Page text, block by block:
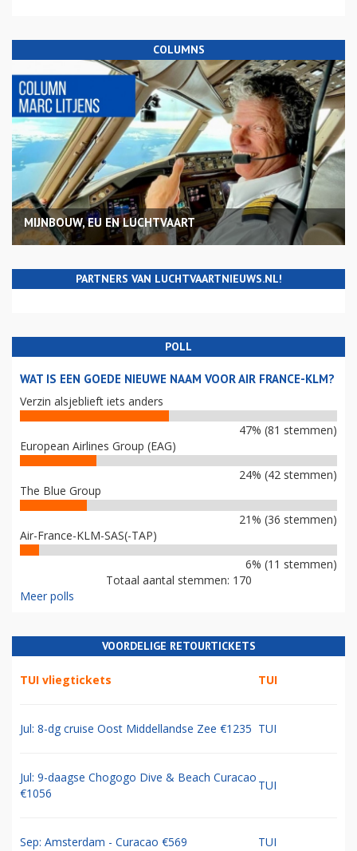
COLUMNS
MIJNBOUW, EU EN LUCHTVAART
PARTNERS VAN LUCHTVAARTNIEUWS.NL!
POLL
WAT IS EEN GOEDE NIEUWE NAAM VOOR AIR FRANCE-KLM?
Verzin alsjeblieft iets anders
47% (81 stemmen)
European Airlines Group (EAG)
24% (42 stemmen)
The Blue Group
21% (36 stemmen)
Air-France-KLM-SAS(-TAP)
6% (11 stemmen)
Totaal aantal stemmen: 170
Meer polls
VOORDELIGE RETOURTICKETS
TUI vliegtickets TUI
Jul: 8-dg cruise Oost Middellandse Zee €1235 TUI
Jul: 9-daagse Chogogo Dive & Beach Curacao
€1056
TUI
Sep: Amsterdam - Curacao €569 TUI